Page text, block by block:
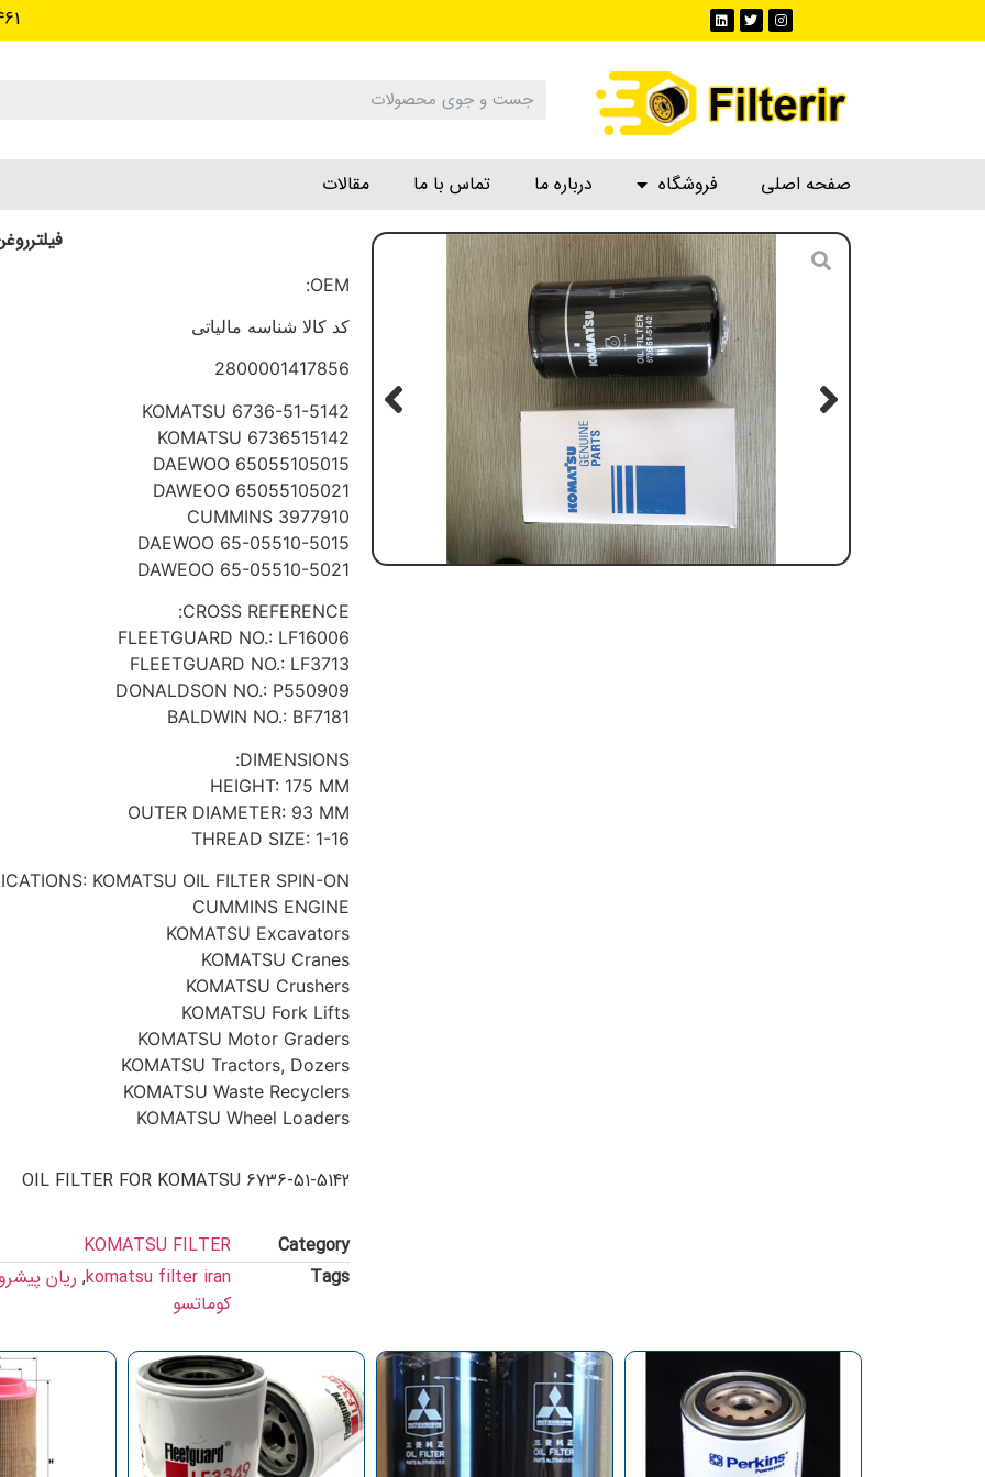
صفحه اصلی فروشگاه درباره ما تماس با ما مقالات
OEM:
کد کالا شناسه مالیاتی
2800001417856
6736-51-5142 KOMATSU
6736515142 KOMATSU
65055105015 DAEWOO
65055105021 DAWEOO
3977910 CUMMINS
65-05510-5015 DAEWOO
65-05510-5021 DAWEOO
CROSS REFERENCE:
FLEETGUARD NO.: LF16006
FLEETGUARD NO.: LF3713
DONALDSON NO.: P550909
BALDWIN NO.: BF7181
DIMENSIONS:
HEIGHT: 175 MM
OUTER DIAMETER: 93 MM
THREAD SIZE: 1-16
KOMATSU OIL FILTER SPIN-ON
CUMMINS ENGINE
KOMATSU Excavators
KOMATSU Cranes
KOMATSU Crushers
KOMATSU Fork Lifts
KOMATSU Motor Graders
KOMATSU Tractors, Dozers
KOMATSU Waste Recyclers
KOMATSU Wheel Loaders
6736-51-5142 OIL FILTER FOR KOMATSU
Category
KOMATSU FILTER
Tags
komatsu filter iran
, ریان
کوماتسو